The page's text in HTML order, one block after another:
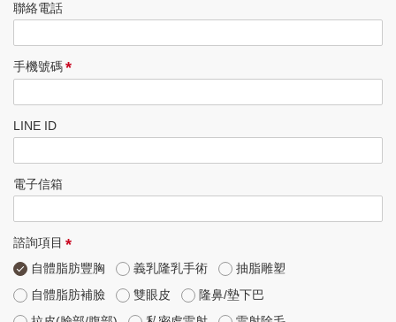
聯絡電話
手機號碼*
LINE ID
電子信箱
諮詢項目 *
自體脂肪豐胸 義乳隆乳手術
抽脂雕塑
自體脂肪補臉
雙眼皮
隆鼻/墊下巴